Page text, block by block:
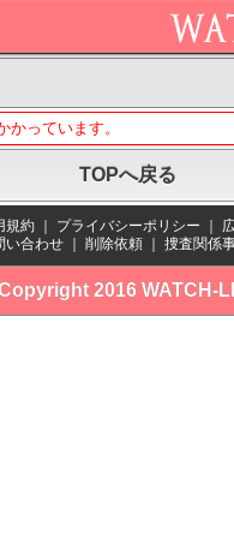
かっています。
TOPへ戻る
規約 プライバシーポリシー
い合わせ
削除依頼 捜査関係
2016 WATCH-